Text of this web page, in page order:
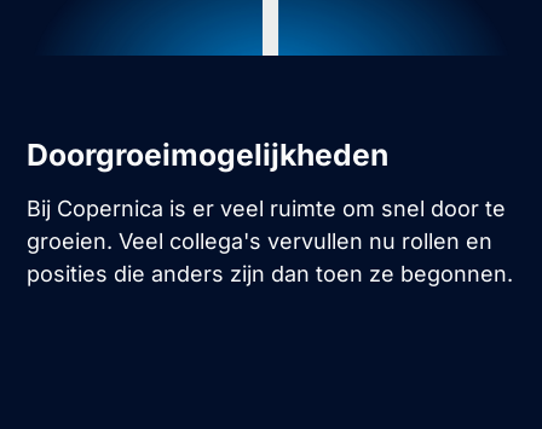
Doorgroeimogelijkheden
Bij Copernica is er veel ruimte om snel door te
groeien. Veel collega's vervullen nu rollen en
posities die anders zijn dan toen ze begonnen.